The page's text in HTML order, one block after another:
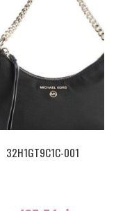
32H1GT9C1C-001